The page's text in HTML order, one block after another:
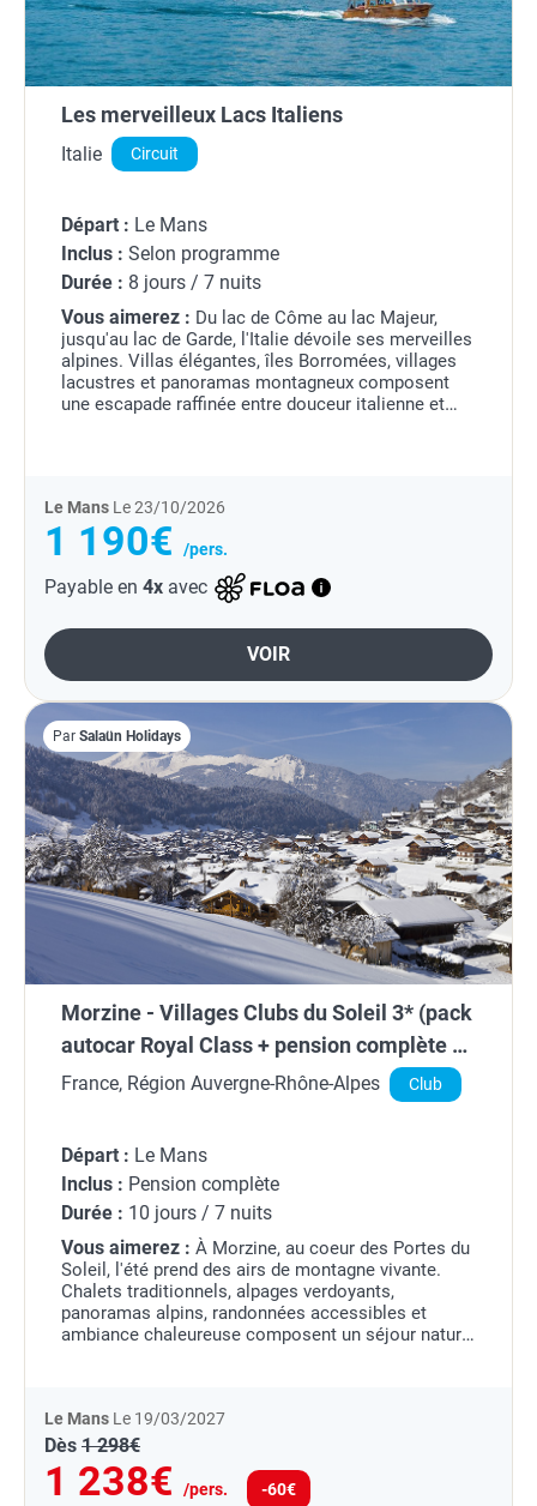
Les merveilleux Lacs Italiens
Italie Circuit
Départ : Le Mans
Inclus : Selon programme
Durée : 8 jours / 7 nuits
Vous aimerez : Du lac de Côme au lac Majeur,
jusqu'au lac de Garde, l'Italie dévoile ses merveilles
alpines. Villas élégantes, îles Borromées, villages
lacustres et panoramas montagneux composent
une escapade raffinée entre douceur italienne et
Le Mans Le 23/10/2026
1 190€ /pers.
Payable en 4x avec
VOIR
Par Salaün Holidays
Morzine - Villages Clubs du Soleil 3* (pack
autocar Royal Class + pension complète +
remontées + matériel inclus)
France, Région Auvergne-Rhône-Alpes Club
Départ : Le Mans
Inclus : Pension complète
Durée : 10 jours / 7 nuits
Vous aimerez : À Morzine, au coeur des Portes du
Soleil, l'été prend des airs de montagne vivante.
Chalets traditionnels, alpages verdoyants,
panoramas alpins, randonnées accessibles et
ambiance chaleureuse composent un séjour nature
Le Mans Le 19/03/2027
Dès 1 298€
1 238€ /pers. -60€